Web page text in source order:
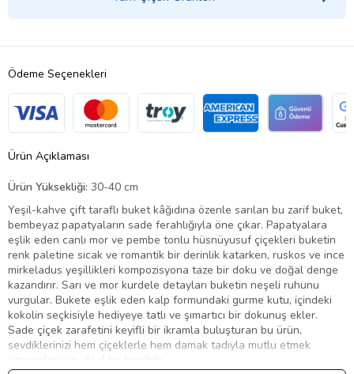
Ödeme Seçenekleri
Ürün Açıklaması
Ürün Yüksekliği: 30-40 cm
Yeşil-kahve çift taraflı buket kâğıdına özenle sarılan bu zarif buket,
bembeyaz papatyaların sade ferahlığıyla öne çıkar. Papatyalara
eşlik eden canlı mor ve pembe tonlu hüsnüyusuf çiçekleri buketin
renk paletine sıcak ve romantik bir derinlik katarken, ruskos ve ince
mirkeladus yeşillikleri kompozisyona taze bir doku ve doğal denge
kazandırır. Sarı ve mor kurdele detayları buketin neşeli ruhunu
vurgular. Bukete eşlik eden kalp formundaki gurme kutu, içindeki
kokolin seçkisiyle hediyeye tatlı ve şımartıcı bir dokunuş ekler.
Sade çiçek zarafetini keyifli bir ikramla buluşturan bu ürün,
sevdiklerinizi hem çiçeklerle hem damak tadıyla mutlu etmek
isteyenler için ideal bir tercihtir.